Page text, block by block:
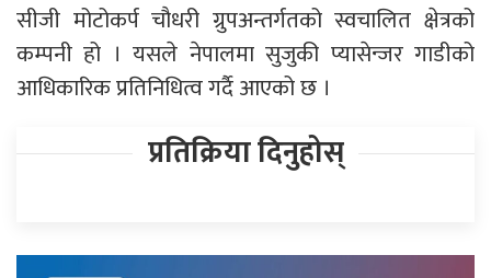
सीजी मोटोकर्प चौधरी ग्रुपअन्तर्गतको स्वचालित क्षेत्रको
कम्पनी हो । यसले नेपालमा सुजुकी प्यासेन्जर गाडीको
आधिकारिक प्रतिनिधित्व गर्दै आएको छ ।
प्रतिक्रिया दिनुहोस्